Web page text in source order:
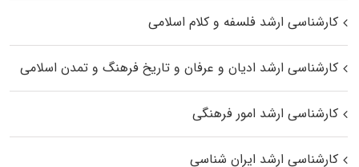
کارشناسی ارشد فلسفه و کلام اسلامی
کارشناسی ارشد ادیان و عرفان و تاریخ فرهنگ و تمدن اسلامی
کارشناسی ارشد امور فرهنگی
کارشناسی ارشد ایران شناسی